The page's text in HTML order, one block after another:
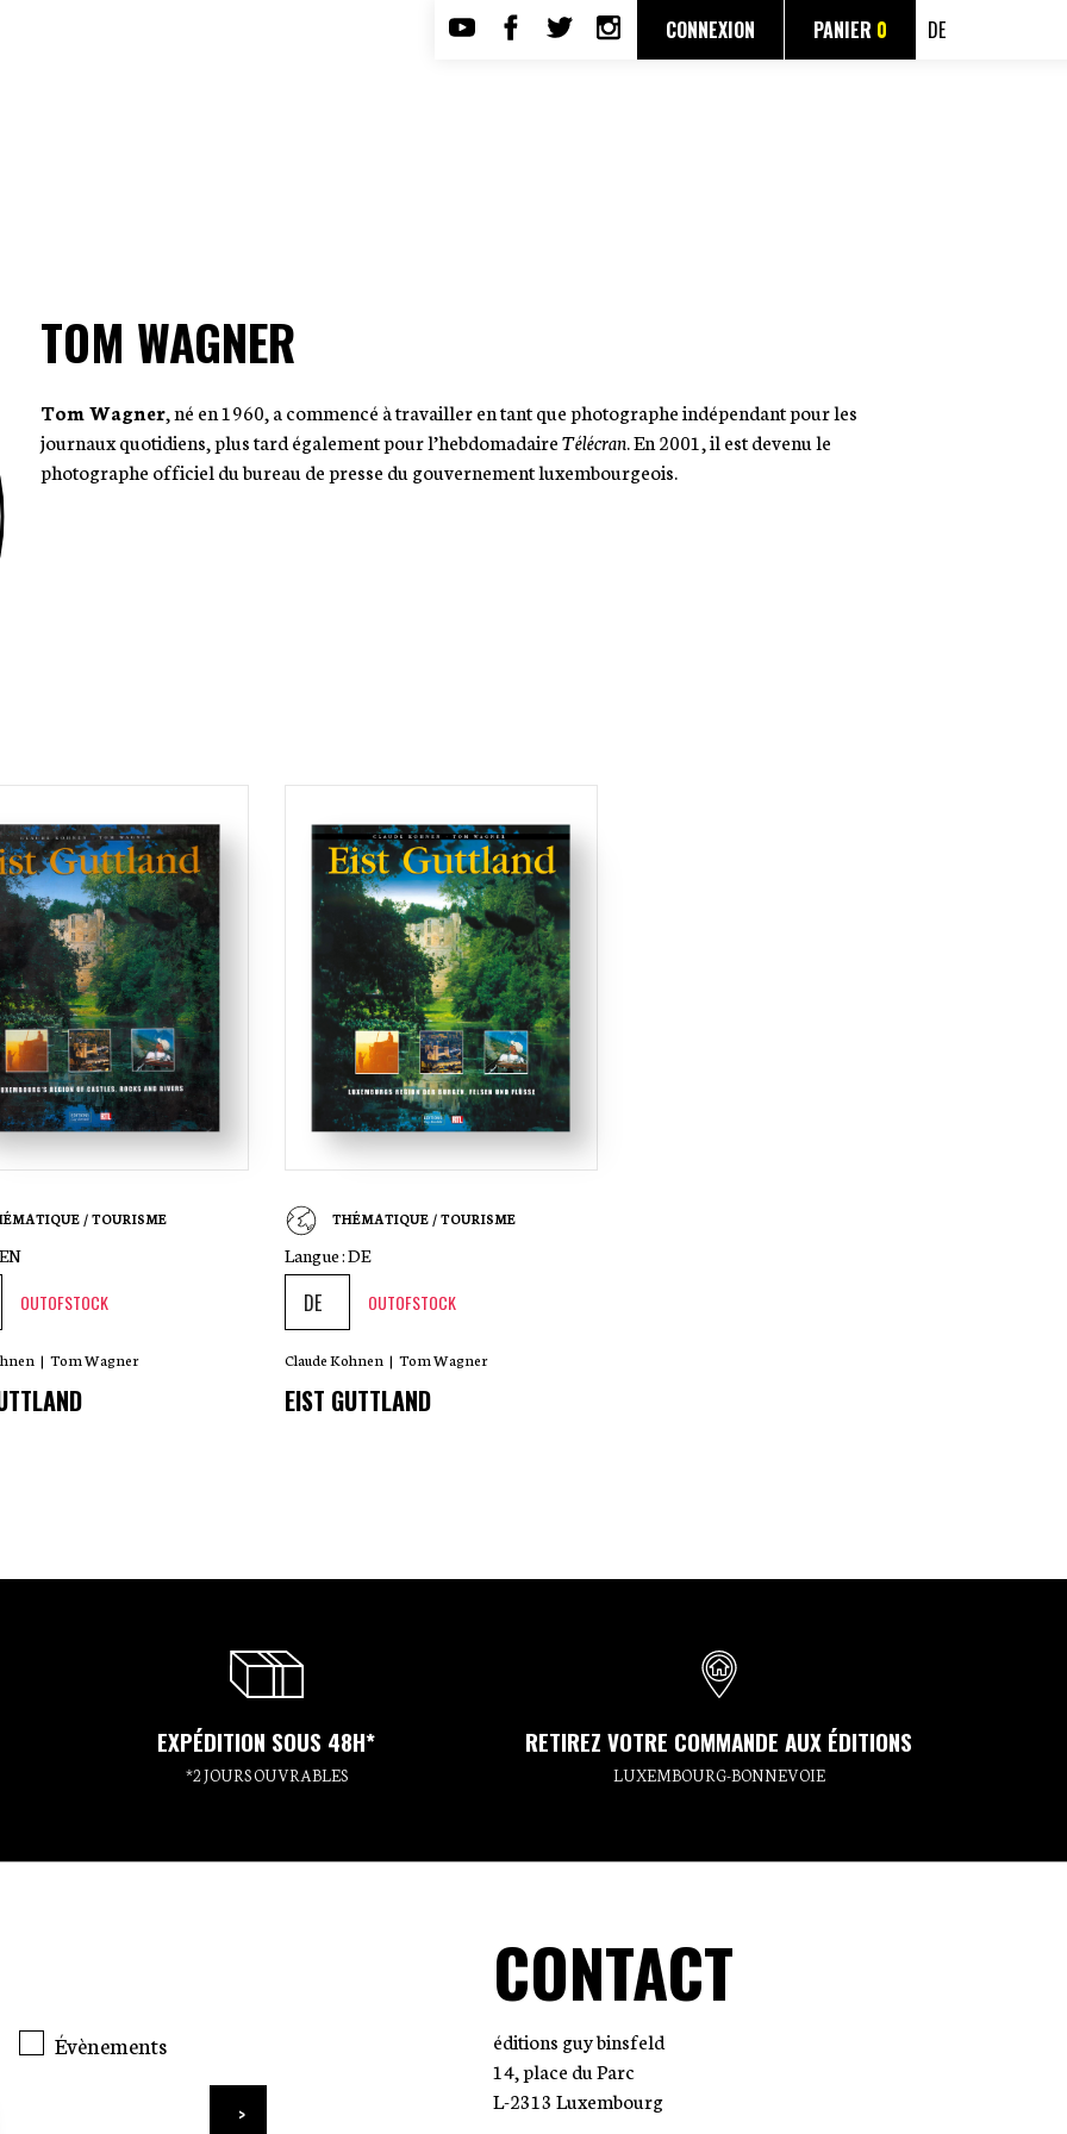
CONNEXION PANIER 0 DE
TOM WAGNER
Tom Wagner, né en 1960, a commencé à travailler en tant que photographe indépendant pour les
journaux quotidiens, plus tard également pour l’hebdomadaireTélécran. En 2001, il est devenu le
photographe officiel du bureau de presse du gouvernement luxembourgeois.
/ TOURISME
EN
OUTOFSTOCK
| Tom Wagner
THÉMATIQUE / TOURISME
Langue :DE
OUTOFSTOCK
Claude Kohnen | Tom Wagner
EIST GUTTLAND
EXPÉDITION SOUS 48H*
*2 JOURS OUVRABLES
RETIREZ VOTRE COMMANDE AUX ÉDITIONS
LUXEMBOURG-BONNEVOIE
Évènements
CONTACT
éditions guy binsfeld
14, place du Parc
L-2313 Luxembourg